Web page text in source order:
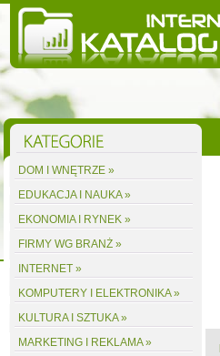
DOM I WNĘTRZE »
EDUKACJA I NAUKA »
EKONOMIA I RYNEK »
FIRMY WG BRANŻ »
INTERNET »
KOMPUTERY I ELEKTRONIKA »
KULTURA I SZTUKA »
MARKETING I REKLAMA »